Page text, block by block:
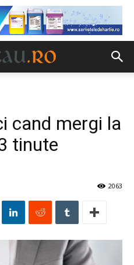
cand mergi la
tinute
2063